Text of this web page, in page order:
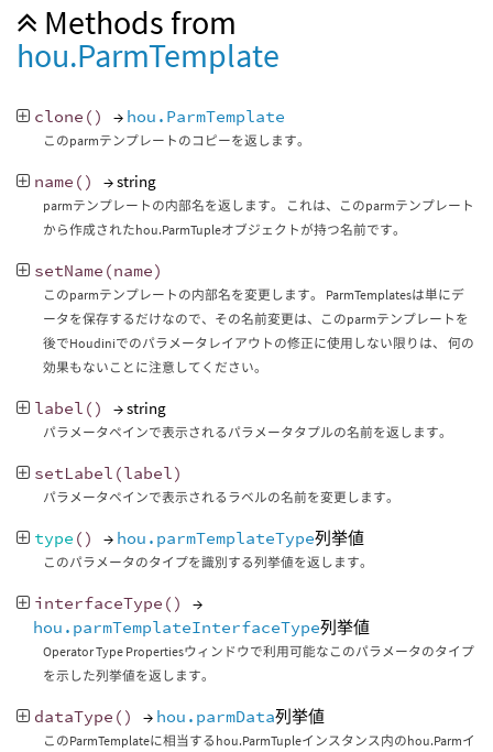
Methods from
hou.ParmTemplate
clone () → hou.ParmTemplate
このparmテンプレートのコピーを返します。
name () → string
parmテンプレートの内部名を返します。 これは、このparmテンプレート
から作成されたhou.ParmTupleオブジェクトが持つ名前です。
setName (name)
このparmテンプレートの内部名を変更します。 ParmTemplatesは単にデ
ータを保存するだけなので、その名前変更は、このparmテンプレートを
後でHoudiniでのパラメータレイアウトの修正に使用しない限りは、 何の
効果もないことに注意してください。
label () → string
パラメータペインで表示されるパラメータタプルの名前を返します。
setLabel (label)
パラメータペインで表示されるラベルの名前を変更します。
type () → hou.parmTemplateType列挙値
このパラメータのタイプを識別する列挙値を返します。
interfaceType ()
→
hou.parmTemplateInterfaceType列挙値
Operator Type Propertiesウィンドウで利用可能なこのパラメータのタイプ
を示した列挙値を返します。
dataType () → hou.parmData列挙値
このParmTemplateに相当するhou.ParmTupleインスタンス内のhou.Parmイ